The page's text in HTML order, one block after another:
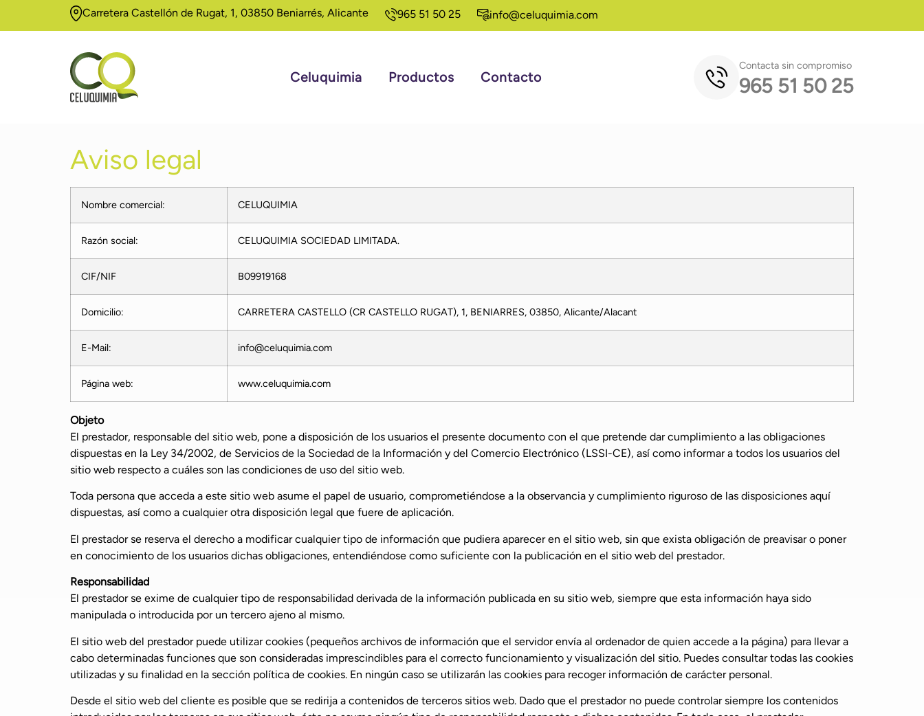
Carretera Castellón de Rugat, 1, 03850 Beniarrés, Alicante 965 51 50 25 info@celuquimia.com
Celuquimia Productos Contacto
Contacta sin compromiso
965 51 50 25
Aviso legal
Nombre comercial: CELUQUIMIA
Razón social: CELUQUIMIA SOCIEDAD LIMITADA.
CIF/NIF B09919168
Domicilio: CARRETERA CASTELLO (CR CASTELLO RUGAT), 1, BENIARRES, 03850, Alicante/Alacant
E-Mail: info@celuquimia.com
Página web: www.celuquimia.com
Objeto
El prestador, responsable del sitio web, pone a disposición de los usuarios el presente documento con el que pretende dar cumplimiento a las obligaciones
dispuestas en la Ley 34/2002, de Servicios de la Sociedad de la Información y del Comercio Electrónico (LSSI-CE), así como informar a todos los usuarios del
sitio web respecto a cuáles son las condiciones de uso del sitio web.
Toda persona que acceda a este sitio web asume el papel de usuario, comprometiéndose a la observancia y cumplimiento riguroso de las disposiciones aquí
dispuestas, así como a cualquier otra disposición legal que fuere de aplicación.
El prestador se reserva el derecho a modificar cualquier tipo de información que pudiera aparecer en el sitio web, sin que exista obligación de preavisar o poner
en conocimiento de los usuarios dichas obligaciones, entendiéndose como suficiente con la publicación en el sitio web del prestador.
Responsabilidad
El prestador se exime de cualquier tipo de responsabilidad derivada de la información publicada en su sitio web, siempre que esta información haya sido
manipulada o introducida por un tercero ajeno al mismo.
El sitio web del prestador puede utilizar cookies (pequeños archivos de información que el servidor envía al ordenador de quien accede a la página) para llevar a
cabo determinadas funciones que son consideradas imprescindibles para el correcto funcionamiento y visualización del sitio. Puedes consultar todas las cookies
utilizadas y su finalidad en la sección política de cookies. En ningún caso se utilizarán las cookies para recoger información de carácter personal.
Desde el sitio web del cliente es posible que se redirija a contenidos de terceros sitios web. Dado que el prestador no puede controlar siempre los contenidos